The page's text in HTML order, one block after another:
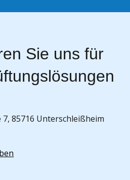
Sie uns für
85716 Unterschleißheim